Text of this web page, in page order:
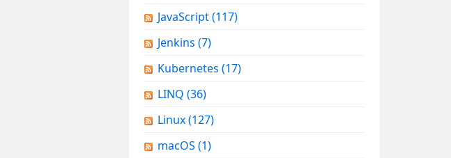
JavaScript(117)
Jenkins (7)
Kubernetes (17)
LINQ (36)
Linux(127)
macOS (1)